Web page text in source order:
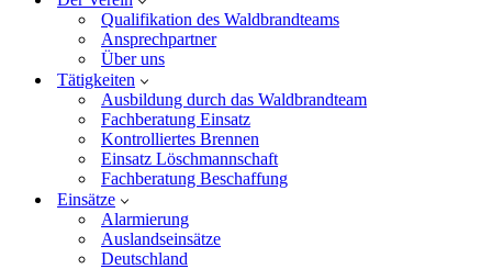
Qualifikation des Waldbrandteams
Ansprechpartner
Über uns
Tätigkeiten
Ausbildung durch das Waldbrandteam
Fachberatung Einsatz
Kontrolliertes Brennen
Einsatz Löschmannschaft
Fachberatung Beschaffung
Einsätze
Alarmierung
Auslandseinsätze
Deutschland